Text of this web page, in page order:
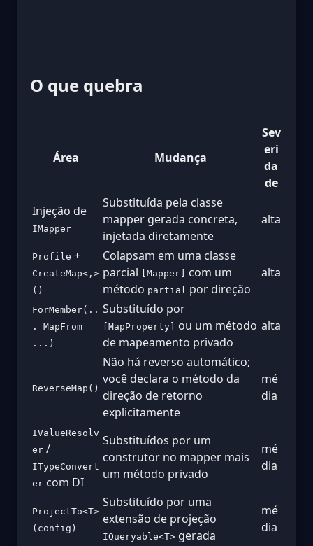
O que quebra
Área Mudança
Sev
eri
da
de
Injeção de
IMapper
Substituída pela classe
mapper gerada concreta,
injetada diretamente
alta
Profile +
CreateMap<,>
()
Colapsam em uma classe
parcial [Mapper] com um
método partial por direção
alta
ForMember(..
. MapFrom
...)
Substituído por
[MapProperty] ou um método
de mapeamento privado
alta
ReverseMap()
Não há reverso automático;
você declara o método da
direção de retorno
explicitamente
mé
dia
IValueResolv
er /
ITypeConvert
er com DI
Substituídos por um
construtor no mapper mais
um método privado
mé
dia
ProjectTo<T>
(config)
Substituído por uma
extensão de projeção
IQueryable<T> gerada
mé
dia